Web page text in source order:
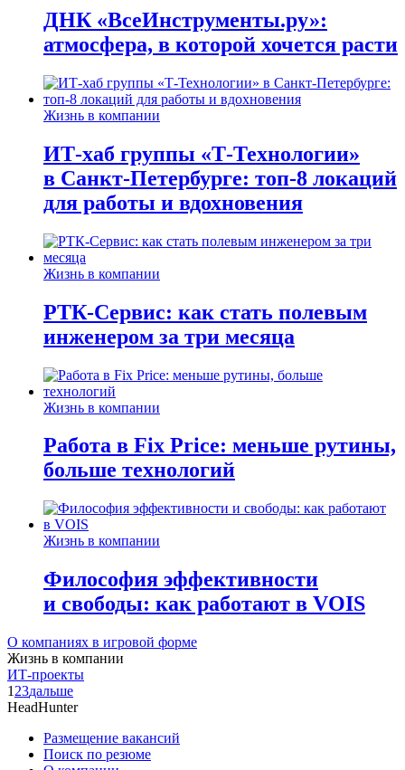
ДНК «ВсеИнструменты.ру»:
атмосфера, в которой хочется расти
Жизнь в компании
ИТ-хаб группы «Т-Технологии»
в Санкт-Петербурге: топ-8 локаций
для работы и вдохновения
Жизнь в компании
РТК-Сервис: как стать полевым
инженером за три месяца
Жизнь в компании
Работа в Fix Price: меньше рутины,
больше технологий
Жизнь в компании
Философия эффективности
и свободы: как работают в VOIS
О компаниях в игровой форме
Жизнь в компании
ИТ-проекты
1 23дальше
HeadHunter
Размещение вакансий
Поиск по резюме